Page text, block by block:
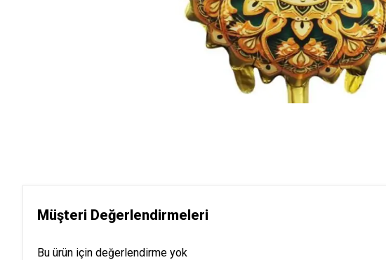
Müşteri Değerlendirmeleri
Bu ürün için değerlendirme yok